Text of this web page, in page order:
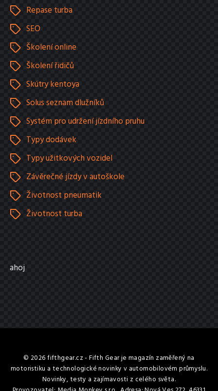
Repase turba
SEO
Školení online
Školení řidičů
Skútry kentoya
Solus seznam dlužníků
Systém pro udržení jízdního pruhu
Typy dodávek
Typy užitkových vozidel
Závěrečné jízdy v autoškole
Životnost pneumatik
Životnost turba
ahoj
© 2026 fifthgear.cz - Fifth Gear je magazín zaměřený na
motoristiku a technologické novinky v automobilovém průmyslu.
Novinky, testy a zajímavosti z celého světa.